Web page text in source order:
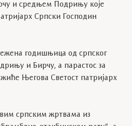
и средњем Подрињу које
Српски Господин
годишњица од српског
и Бирчу, а парастос за
Његова Светост патријарх
српским жртвама из